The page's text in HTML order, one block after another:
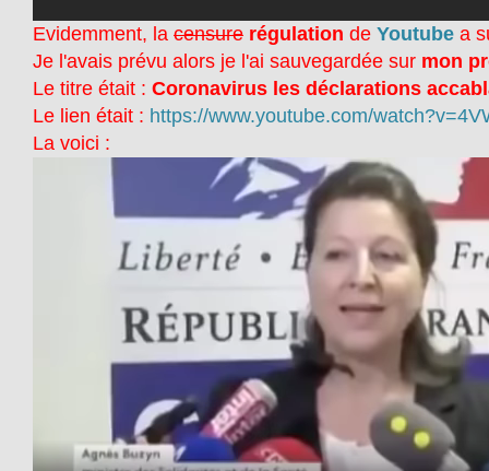
Evidemment, la censure régulation de Youtube a
Je l'avais prévu alors je l'ai sauvegardée sur mon
Le titre était : Coronavirus les déclarations
Le lien était : https://www.youtube.com/
La voici :